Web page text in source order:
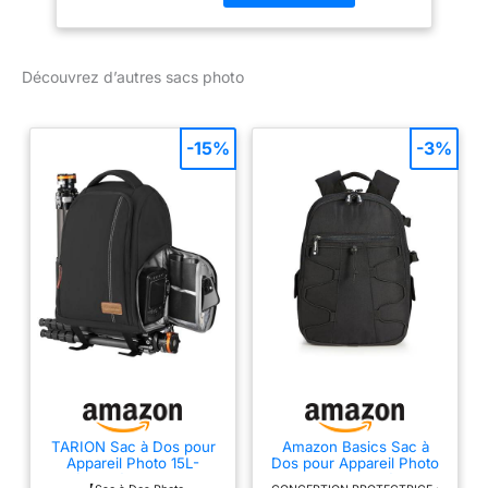
connecteurs pour tous
boucle de sécurité /
Bagage classique : il
suffit de retirer le
compartiment diviseur à
l’intérieur Equilibre
optimal avec système de
transport pour trépied /
ALTA LINK : connecteur
vers le sac pour trépied
Alta Action, pour l'ultime
: 150D Polyester+velours
/ Capacité : 2 Réflex +
multiples objectifs /
Dimensions intérieures
Découvrez d’autres sacs photo
TARION Sac à Dos pour
Appareil Photo 15L-
Accès Latéral Rapide PC
-15%
Amazon Basics Sac à
Dos pour Appareil Photo
-3%